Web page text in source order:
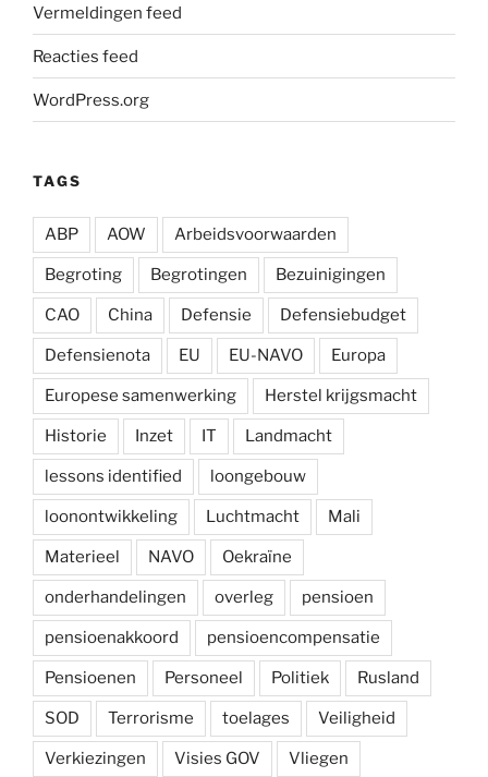
Vermeldingen feed
Reacties feed
WordPress.org
TAGS
ABP AOW Arbeidsvoorwaarden
Begroting Begrotingen Bezuinigingen
CAO China Defensie Defensiebudget
Defensienota EU EU-NAVO Europa
Europese samenwerking Herstel krijgsmacht
Historie Inzet IT Landmacht
lessons identified loongebouw
loonontwikkeling Luchtmacht Mali
Materieel NAVO Oekraïne
onderhandelingen overleg pensioen
pensioenakkoord pensioencompensatie
Pensioenen Personeel Politiek Rusland
SOD Terrorisme toelages Veiligheid
Verkiezingen Visies GOV Vliegen